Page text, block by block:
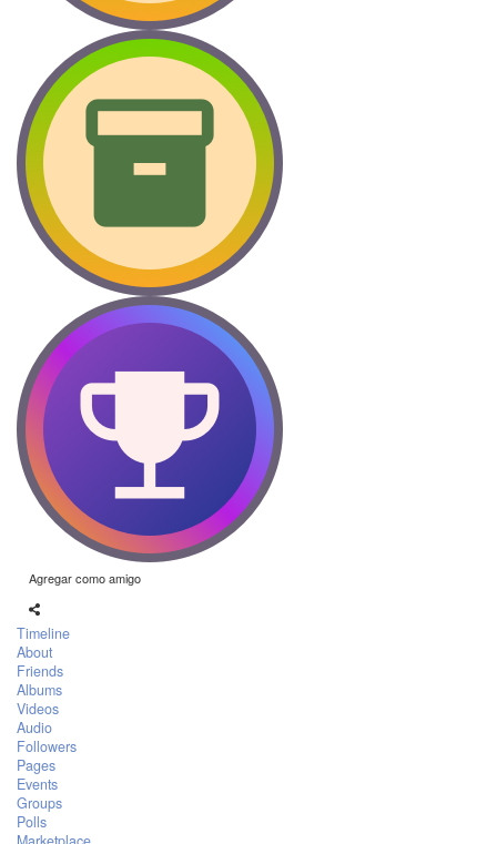
Agregar como amigo
Timeline
About
Friends
Albums
Videos
Audio
Followers
Pages
Events
Groups
Polls